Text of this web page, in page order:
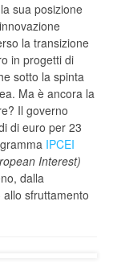
sua posizione
la transizione
in progetti di
sotto la spinta
Ma è ancora la
Il governo
di euro per 23
IPCEI
Interest)
dalla
sfruttamento